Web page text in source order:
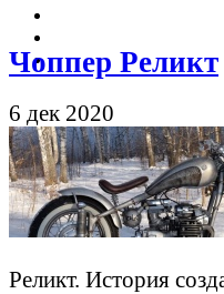
Чоппер Реликт
6 дек 2020
Реликт. История